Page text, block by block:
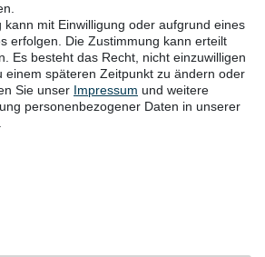
kann mit Einwilligung oder aufgrund eines
erfolgen. Die Zustimmung kann erteilt
Es besteht das Recht, nicht einzuwilligen
einem späteren Zeitpunkt zu ändern oder
Sie unser Impressum und weitere
personenbezogener Daten in unserer